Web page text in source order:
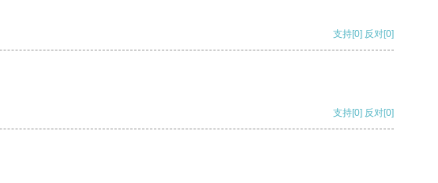
支持[0] 反对[0]
支持[0] 反对[0]